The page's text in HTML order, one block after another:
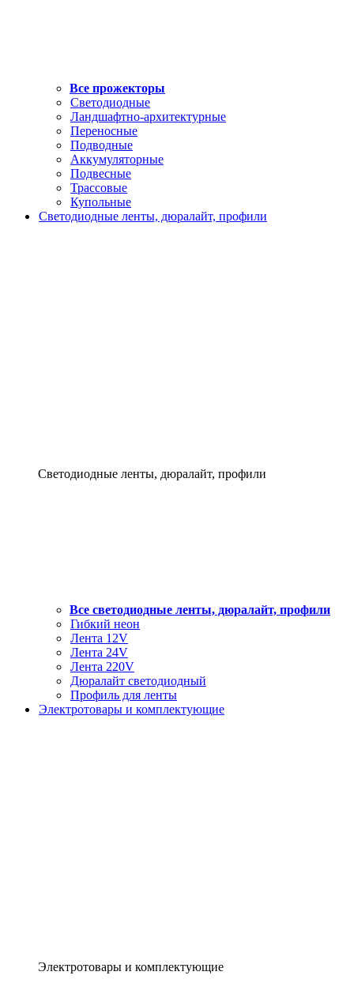
Все прожекторы
Светодиодные
Ландшафтно-архитектурные
Переносные
Подводные
Аккумуляторные
Подвесные
Трассовые
Купольные
Светодиодные ленты, дюралайт, профили
Светодиодные ленты, дюралайт, профили
Все светодиодные ленты, дюралайт, профили
Гибкий неон
Лента 12V
Лента 24V
Лента 220V
Дюралайт светодиодный
Профиль для ленты
Электротовары и комплектующие
Электротовары и комплектующие